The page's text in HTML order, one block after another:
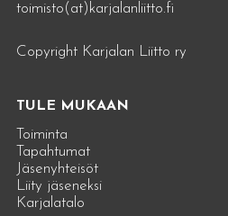
toimisto(at)karjalanliitto.fi
Copyright Karjalan Liitto ry
TULE MUKAAN
Toiminta
Tapahtumat
Jäsenyhteisöt
Liity jäseneksi
Karjalatalo